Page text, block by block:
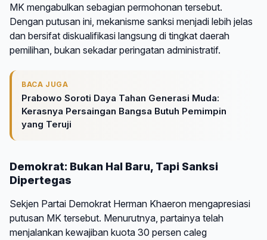
MK mengabulkan sebagian permohonan tersebut.
Dengan putusan ini, mekanisme sanksi menjadi lebih jelas
dan bersifat diskualifikasi langsung di tingkat daerah
pemilihan, bukan sekadar peringatan administratif.
BACA JUGA
Prabowo Soroti Daya Tahan Generasi Muda:
Kerasnya Persaingan Bangsa Butuh Pemimpin
yang Teruji
Demokrat: Bukan Hal Baru, Tapi Sanksi
Dipertegas
Sekjen Partai Demokrat Herman Khaeron mengapresiasi
putusan MK tersebut. Menurutnya, partainya telah
menjalankan kewajiban kuota 30 persen caleg